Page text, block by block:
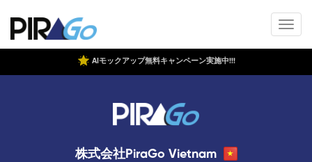
AIモックアップ無料キャンペーン実施中!!!
株式会社PiraGo Vietnam